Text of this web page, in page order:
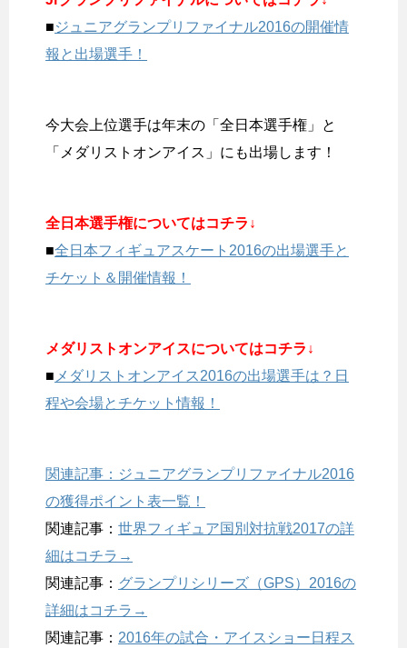
■ジュニアグランプリファイナル2016の開催情
報と出場選手！
今大会上位選手は年末の「全日本選手権」と
「メダリストオンアイス」にも出場します！
全日本選手権についてはコチラ↓
■全日本フィギュアスケート2016の出場選手と
チケット＆開催情報！
メダリストオンアイスについてはコチラ↓
■ メダリストオンアイス2016の出場選手は？日
程や会場とチケット情報！
関連記事：ジュニアグランプリファイナル2016
の獲得ポイント表一覧！
関連記事： 世界フィギュア国別対抗戦2017の詳
細はコチラ→
関連記事： グランプリシリーズ（GPS）2016の
詳細はコチラ→
関連記事： 2016年の試合・アイスショー日程ス